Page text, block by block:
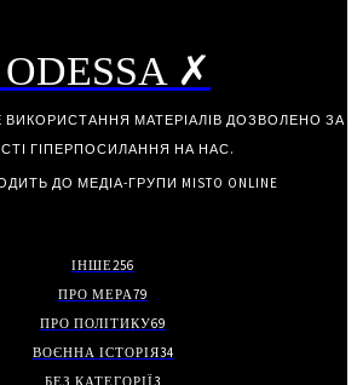
✗
ВИКОРИСТАННЯ МАТЕРІАЛІВ ДОЗВОЛЕНО ЗА
ГІПЕРПОСИЛАННЯ НА НАС.
ДО МЕДІА-ГРУПИ MISTO ONLINE
ІНШЕ256
ПРО МЕРА79
ПРО ПОЛІТИКУ69
ВОЄННА ІСТОРІЯ34
БЕЗ КАТЕГОРІЇ3